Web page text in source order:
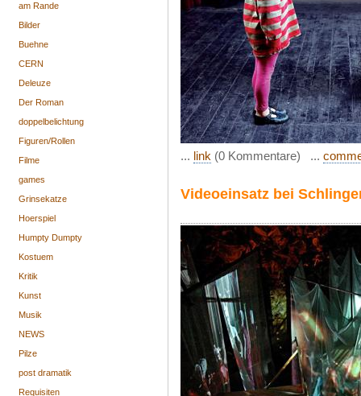
am Rande
Bilder
Buehne
CERN
Deleuze
Der Roman
doppelbelichtung
Figuren/Rollen
Filme
games
Grinsekatze
Hoerspiel
Humpty Dumpty
Kostuem
Kritik
Kunst
Musik
NEWS
Pilze
post dramatik
Requisiten
... link (0 Kommentare) ...
Videoeinsatz bei